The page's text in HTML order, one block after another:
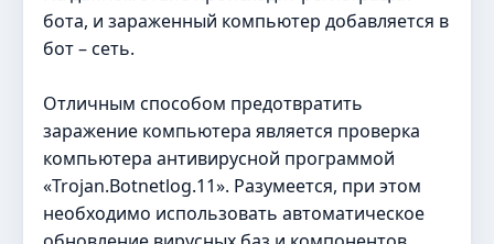
бота, и зараженный компьютер добавляется в
бот – сеть.
Отличным способом предотвратить
заражение компьютера является проверка
компьютера антивирусной программой
«Trojan.Botnetlog.11». Разумеется, при этом
необходимо использовать автоматическое